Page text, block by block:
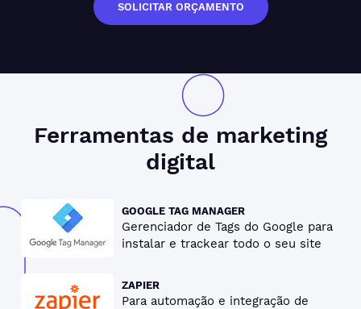
SOLICITAR ORÇAMENTO
Ferramentas de marketing
digital
GOOGLE TAG MANAGER
Gerenciador de Tags do Google para
instalar e trackear todo o seu site
ZAPIER
Para automação e integração de